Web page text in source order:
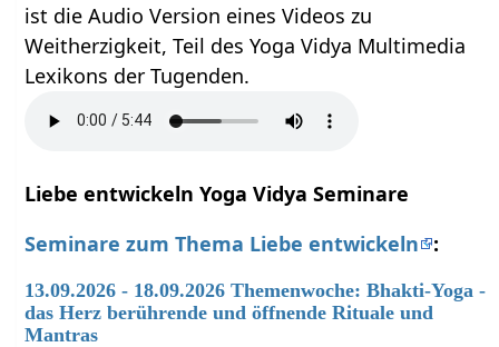
ist die Audio Version eines Videos zu
Weitherzigkeit, Teil des Yoga Vidya Multimedia
Lexikons der Tugenden.
Liebe entwickeln Yoga Vidya Seminare
Seminare zum Thema Liebe entwickeln
:
13.09.2026 - 18.09.2026 Themenwoche: Bhakti-Yoga -
das Herz berührende und öffnende Rituale und
Mantras